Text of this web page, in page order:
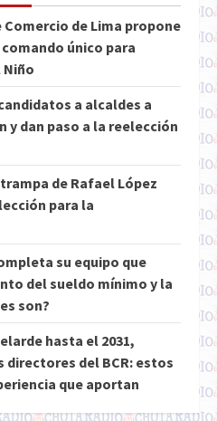
Comercio de Lima propone
único para
a alcaldes a
y dan paso a la reelección
de Rafael López
para la
su equipo que
del sueldo mínimo y la
son?
hasta el 2031,
directores del BCR: estos
que aportan